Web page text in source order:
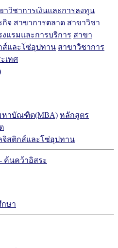
าวิชาการเงินและการลงทุน
กิจ สาขาการตลาด สาขาวิชา
แรมและการบริการ สาขา
ส์และโซ่อุปทาน สาขาวิชาการ
เทศ
หาบัณฑิต(MBA) หลักสูตร
จิสติกส์และโซ่อุปทาน
ค้นคว้าอิสระ
ษา